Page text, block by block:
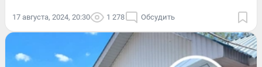
17 августа, 2024, 20:30 1 278 Обсудить